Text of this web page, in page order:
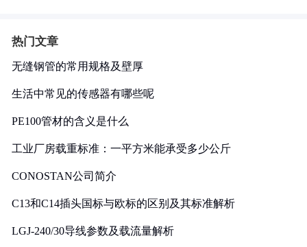
热门文章
无缝钢管的常用规格及壁厚
生活中常见的传感器有哪些呢
PE100管材的含义是什么
工业厂房载重标准：一平方米能承受多少公斤
CONOSTAN公司简介
C13和C14插头国标与欧标的区别及其标准解析
LGJ-240/30导线参数及载流量解析